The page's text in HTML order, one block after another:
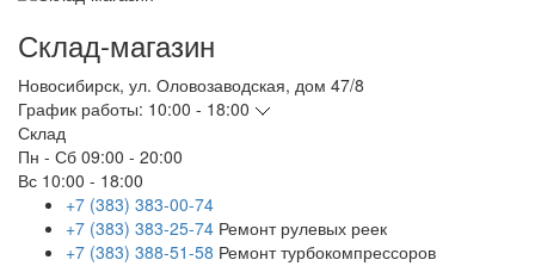
Склад-магазин
Новосибирск, ул. Оловозаводская, дом 47/8
График работы: 10:00 - 18:00
Склад
Пн - Сб 09:00 - 20:00
Вс 10:00 - 18:00
+7 (383) 383-00-74
+7 (383) 383-25-74 Ремонт рулевых реек
+7 (383) 388-51-58 Ремонт турбокомпрессоров